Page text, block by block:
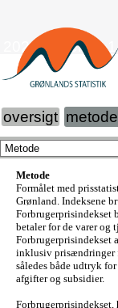
2020 Priser pr. 1.
oversigt